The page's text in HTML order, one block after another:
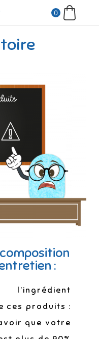
0
:
l’ingrédient
ces produits :
que votre